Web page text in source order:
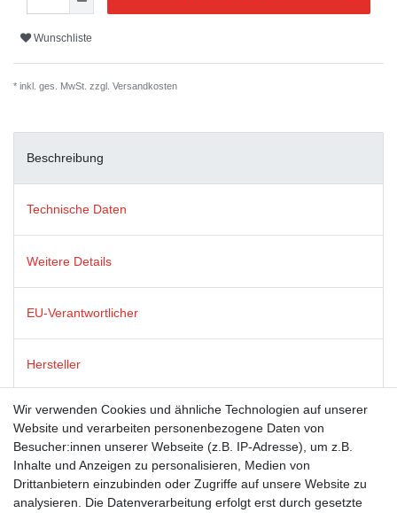
Wunschliste
* inkl. ges. MwSt. zzgl. Versandkosten
Beschreibung
Technische Daten
Weitere Details
EU-Verantwortlicher
Hersteller
Postkarten von modern times zeichnen sich durch satte Farben,
beste Bildqualität und stabiles 365g Algro Design-Papier aus.
Suchbegriffe
Wir verwenden Cookies und ähnliche Technologien auf unserer
Website und verarbeiten personenbezogene Daten von
Besucher:innen unserer Webseite (z.B. IP-Adresse), um z.B.
Inhalte und Anzeigen zu personalisieren, Medien von
Drittanbietern einzubinden oder Zugriffe auf unsere Website zu
analysieren. Die Datenverarbeitung erfolgt erst durch gesetzte